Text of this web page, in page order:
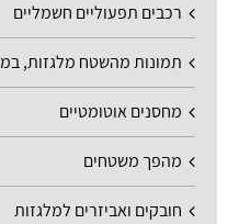
רכבים תפעוליים חשמליים
תמונות מהשטח מלגזות,
מחסנים אוטומטיים
מהפך משטחים
חובקים ואביזרים למלגזות